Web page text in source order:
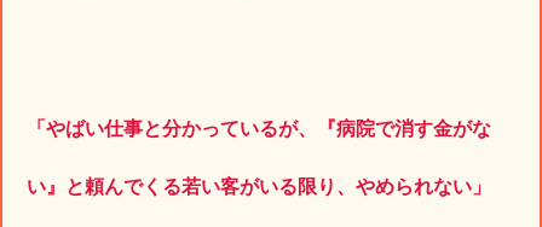
「やばい仕事と分かっているが、『病院で消す金がな
い』と頼んでくる若い客がいる限り、やめられない」